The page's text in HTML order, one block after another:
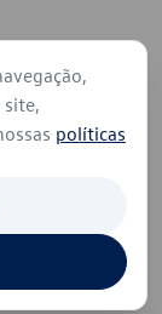
políticas